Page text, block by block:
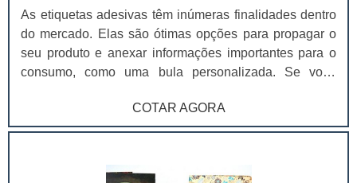
As etiquetas adesivas têm inúmeras finalidades dentro
do mercado. Elas são ótimas opções para propagar o
seu produto e anexar informações importantes para o
consumo, como uma bula personalizada. Se você
pode investir em etiquetas coloridas, visando organizar
adequadamente sua loja e o estoque, ou etiquetas
.Vale ressaltar que todo o processo de impressão das
COTAR AGORA